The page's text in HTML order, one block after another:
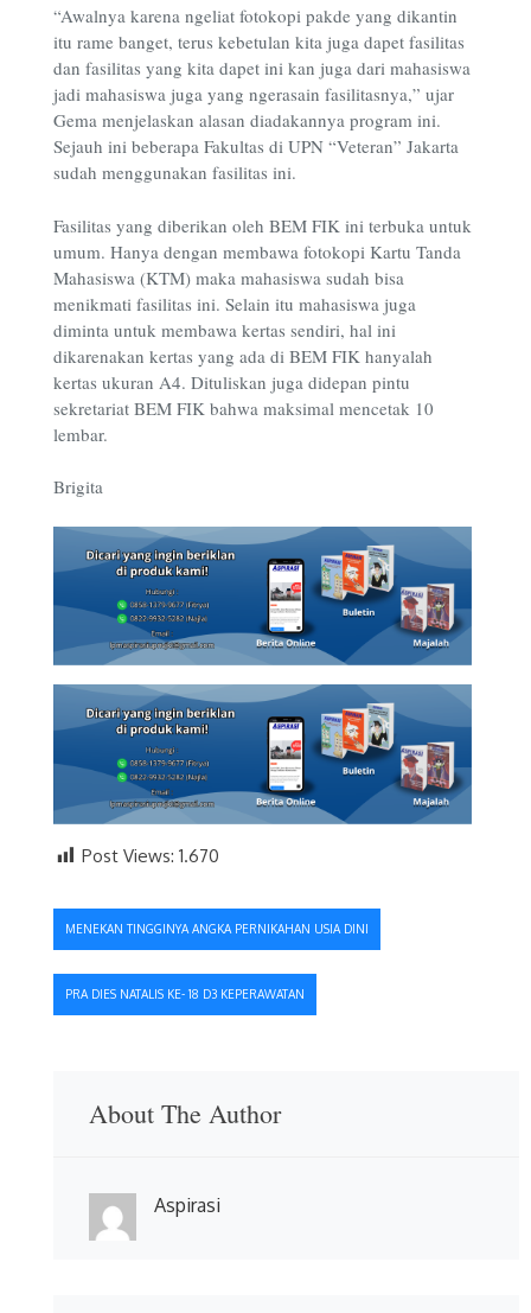
“Awalnya karena ngeliat fotokopi pakde yang dikantin
itu rame banget, terus kebetulan kita juga dapet fasilitas
dan fasilitas yang kita dapet ini kan juga dari mahasiswa
jadi mahasiswa juga yang ngerasain fasilitasnya,” ujar
Gema menjelaskan alasan diadakannya program ini.
Sejauh ini beberapa Fakultas di UPN “Veteran” Jakarta
sudah menggunakan fasilitas ini.
Fasilitas yang diberikan oleh BEM FIK ini terbuka untuk
umum. Hanya dengan membawa fotokopi Kartu Tanda
Mahasiswa (KTM) maka mahasiswa sudah bisa
menikmati fasilitas ini. Selain itu mahasiswa juga
diminta untuk membawa kertas sendiri, hal ini
dikarenakan kertas yang ada di BEM FIK hanyalah
kertas ukuran A4. Dituliskan juga didepan pintu
sekretariat BEM FIK bahwa maksimal mencetak 10
lembar.
Brigita
Post Views: 1.670
Navigasi
pos
MENEKAN TINGGINYA ANGKA PERNIKAHAN USIA DINI
PRA DIES NATALIS KE- 18 D3 KEPERAWATAN
About The Author
Aspirasi